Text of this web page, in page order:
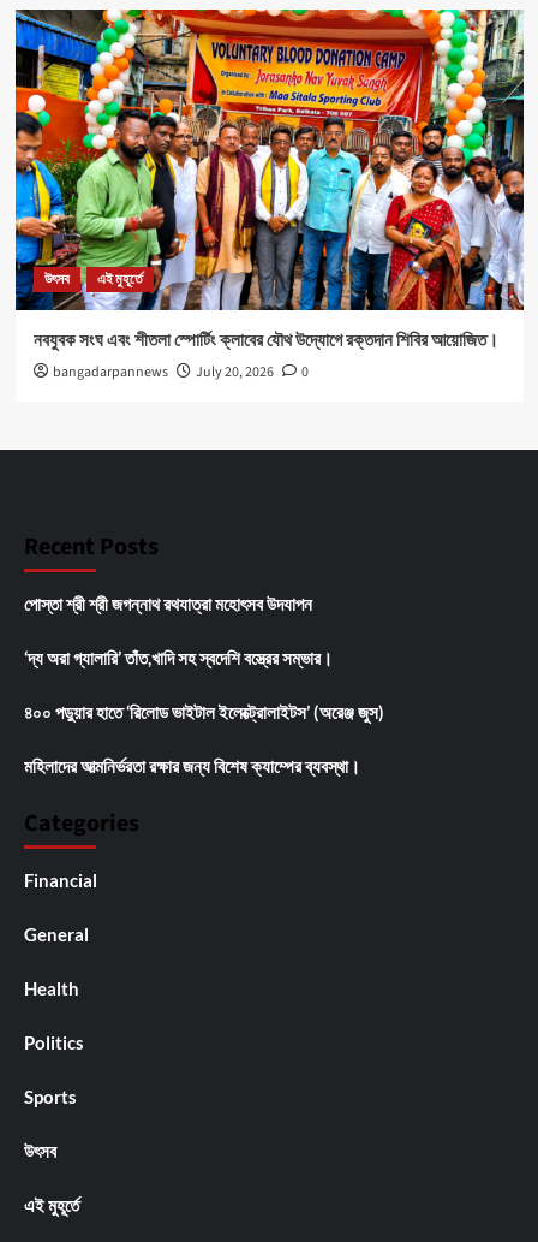
উৎসব এই মুহূর্তে
নবযুবক সংঘ এবং শীতলা স্পোর্টিং ক্লাবের যৌথ উদ্যোগে রক্তদান শিবির আয়োজিত।
bangadarpannews July 20, 2026 0
Recent Posts
পোস্তা শ্রী শ্রী জগন্নাথ রথযাত্রা মহোৎসব উদযাপন
‘দ্য অরা গ্যালারি’ তাঁত,খাদি সহ স্বদেশি বস্ত্রের সম্ভার।
৪০০ পড়ুয়ার হাতে ‘রিলোড ভাইটাল ইলেক্ট্রোলাইটস’ (অরেঞ্জ জুস)
মহিলাদের আত্মনির্ভরতা রক্ষার জন্য বিশেষ ক্যাম্পের ব্যবস্থা।
Categories
Financial
General
Health
Politics
Sports
উৎসব
এই মুহূর্তে